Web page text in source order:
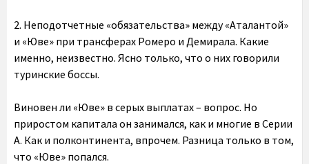
2. Неподотчетные «обязательства» между «Аталантой»
и «Юве» при трансферах Ромеро и Демирала. Какие
именно, неизвестно. Ясно только, что о них говорили
туринские боссы.
Виновен ли «Юве» в серых выплатах – вопрос. Но
приростом капитала он занимался, как и многие в Серии
А. Как и полконтинента, впрочем. Разница только в том,
что «Юве» попался.